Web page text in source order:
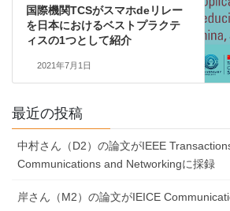
国際機関TCSがスマホdeリレー
を日本におけるベストプラクテ
ィスの1つとして紹介
2021年7月1日
最近の投稿
中村さん（D2）の論文がIEEE
Communications and Networkingに採録
岸さん（M2）の論文がIEICE